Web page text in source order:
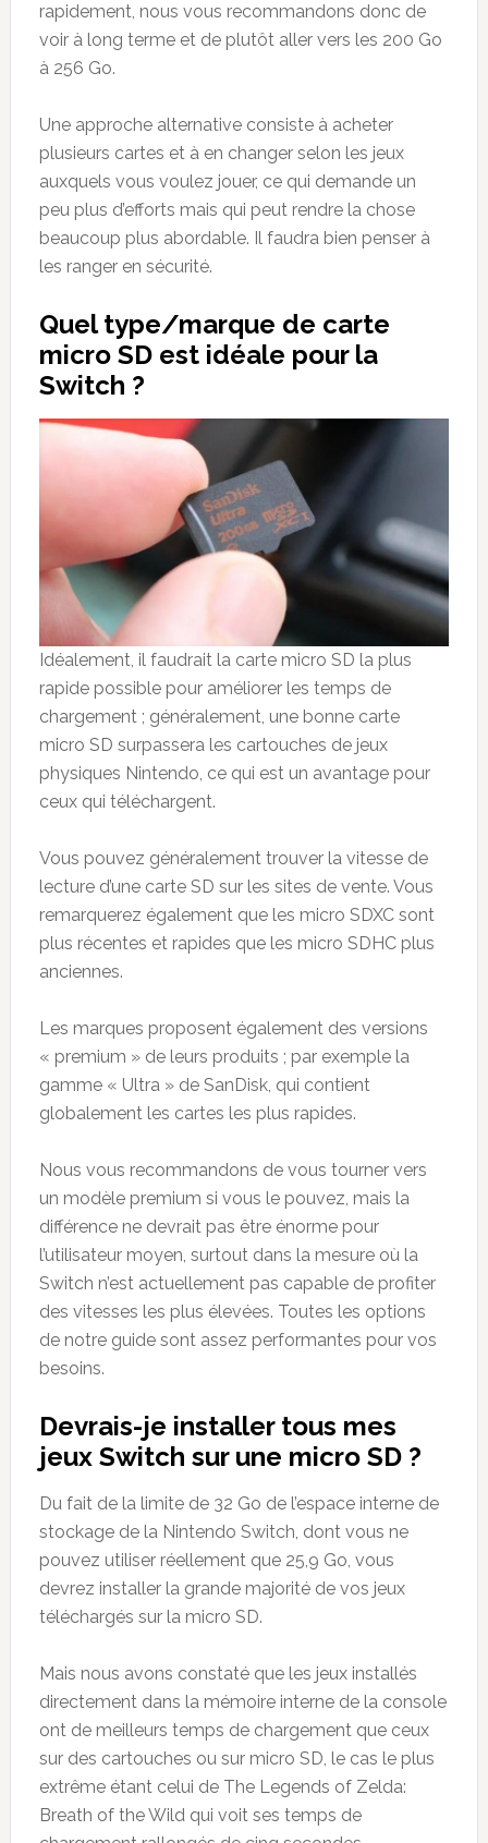
rapidement, nous vous recommandons donc de
voir à long terme et de plutôt aller vers les 200 Go
à 256 Go.
Une approche alternative consiste à acheter
plusieurs cartes et à en changer selon les jeux
auxquels vous voulez jouer, ce qui demande un
peu plus d’efforts mais qui peut rendre la chose
beaucoup plus abordable. Il faudra bien penser à
les ranger en sécurité.
Quel type/marque de carte
micro SD est idéale pour la
Switch ?
Idéalement, il faudrait la carte micro SD la plus
rapide possible pour améliorer les temps de
chargement ; généralement, une bonne carte
micro SD surpassera les cartouches de jeux
physiques Nintendo, ce qui est un avantage pour
ceux qui téléchargent.
Vous pouvez généralement trouver la vitesse de
lecture d’une carte SD sur les sites de vente. Vous
remarquerez également que les micro SDXC sont
plus récentes et rapides que les micro SDHC plus
anciennes.
Les marques proposent également des versions
« premium » de leurs produits ; par exemple la
gamme « Ultra » de SanDisk, qui contient
globalement les cartes les plus rapides.
Nous vous recommandons de vous tourner vers
un modèle premium si vous le pouvez, mais la
différence ne devrait pas être énorme pour
l’utilisateur moyen, surtout dans la mesure où la
Switch n’est actuellement pas capable de profiter
des vitesses les plus élevées. Toutes les options
de notre guide sont assez performantes pour vos
besoins.
Devrais-je installer tous mes
jeux Switch sur une micro SD ?
Du fait de la limite de 32 Go de l’espace interne de
stockage de la Nintendo Switch, dont vous ne
pouvez utiliser réellement que 25,9 Go, vous
devrez installer la grande majorité de vos jeux
téléchargés sur la micro SD.
Mais nous avons constaté que les jeux installés
directement dans la mémoire interne de la console
ont de meilleurs temps de chargement que ceux
sur des cartouches ou sur micro SD, le cas le plus
extrême étant celui de The Legends of Zelda:
Breath of the Wild qui voit ses temps de